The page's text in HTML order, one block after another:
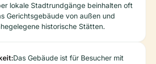
lokale Stadtrundgänge beinhalten oft
Gerichtsgebäude von außen und
historische Stätten.
Das Gebäude ist für Besucher mit